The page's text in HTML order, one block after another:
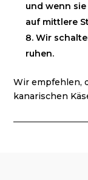
und wenn
auf mittlere
Wir
ruhen.
Wir empfehlen,
kanarischen